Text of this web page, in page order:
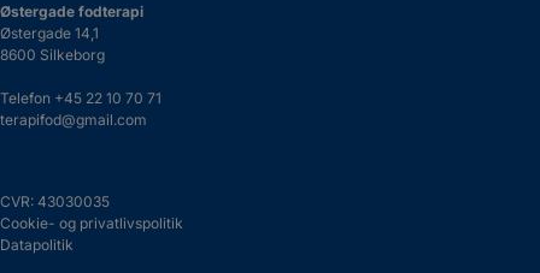
Østergade fodterapi
Østergade 14,1
8600 Silkeborg
Telefon +45 22 10 70 71
terapifod@gmail.com
CVR: 43030035
Cookie- og privatlivspolitik
Datapolitik